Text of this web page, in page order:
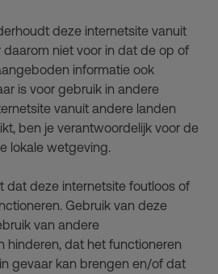
deze internetsite vanuit
niet voor in dat de op of
informatie ook
is voor gebruik in andere
vanuit andere landen
ben je verantwoordelijk voor de
lokale wetgeving.
dat deze internetsite foutloos of
Gebruik van deze
van andere
hinderen, dat het functioneren
gevaar kan brengen en/of dat